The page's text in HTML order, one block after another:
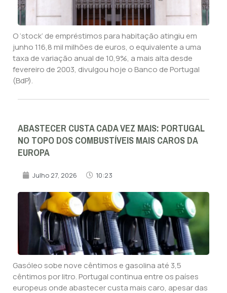
O ‘stock’ de empréstimos para habitação atingiu em
junho 116,8 mil milhões de euros, o equivalente a uma
taxa de variação anual de 10,9%, a mais alta desde
fevereiro de 2003, divulgou hoje o Banco de Portugal
(BdP).
ABASTECER CUSTA CADA VEZ MAIS: PORTUGAL
NO TOPO DOS COMBUSTÍVEIS MAIS CAROS DA
EUROPA
Julho 27, 2026 10:23
Gasóleo sobe nove cêntimos e gasolina até 3,5
cêntimos por litro. Portugal continua entre os países
europeus onde abastecer custa mais caro, apesar das